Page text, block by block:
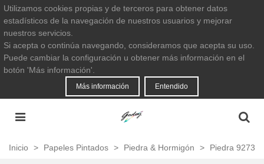
Utilizamos cookies propias y de terceros para obtener datos
estadísticos de la navegación de nuestros usuarios y mejorar
nuestros servicios.
Si acepta o continúa navegando, consideramos que acepta su uso.
Puede cambiar la configuración u obtener más información en el
botón 'Más información'.
Más información Entendido
Inicio > Papeles Pintados > Piedra & Hormigón > Piedra 9273